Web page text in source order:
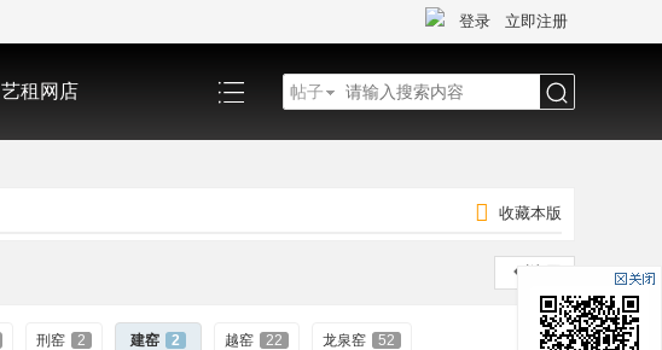
登录 立即注册
艺租网店 帖子
索
收藏本版
收起
刑窑 2 建窑 2 越窑 22 龙泉窑 52